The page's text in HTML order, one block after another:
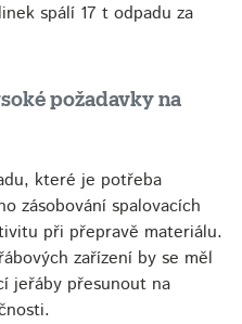
spálí 17 t odpadu za
požadavky na
které je potřeba
zásobování spalovacích
při přepravě materiálu.
zařízení by se měl
jeřáby přesunout na